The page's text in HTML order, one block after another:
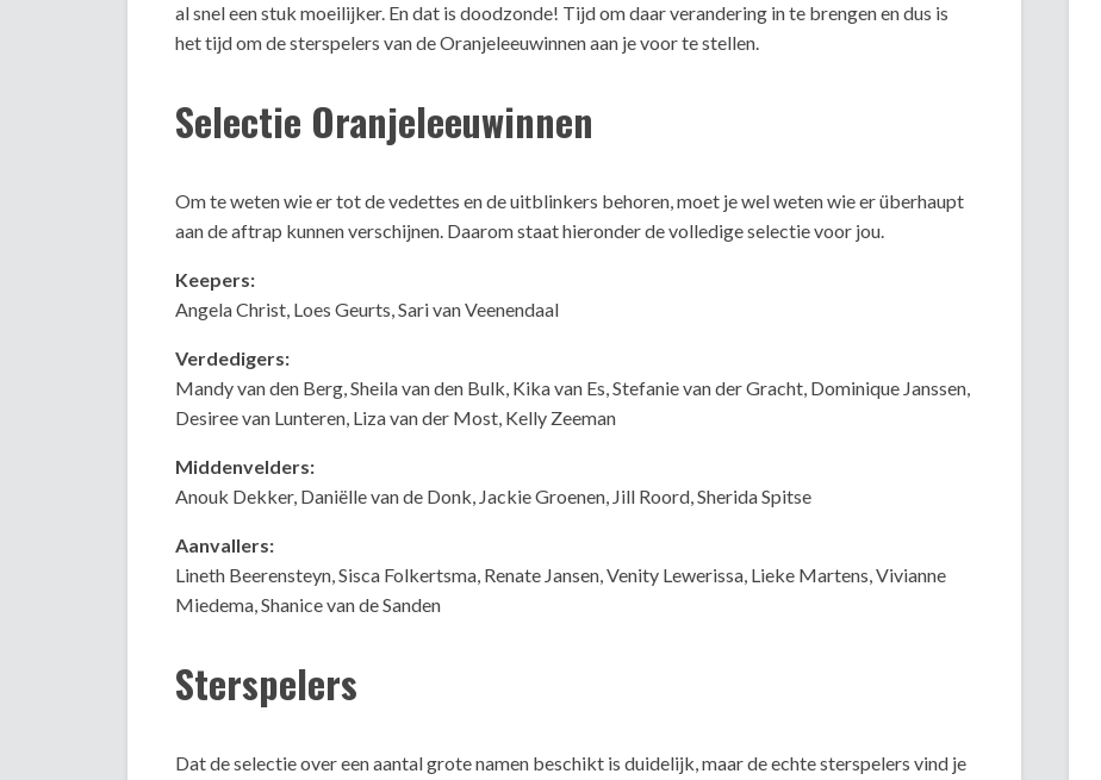
al snel een stuk moeilijker. En dat is doodzonde! Tijd om daar verandering in te brengen en dus is
het tijd om de sterspelers van de Oranjeleeuwinnen aan je voor te stellen.
Selectie Oranjeleeuwinnen
Om te weten wie er tot de vedettes en de uitblinkers behoren, moet je wel weten wie er überhaupt
aan de aftrap kunnen verschijnen. Daarom staat hieronder de volledige selectie voor jou.
Keepers:
Angela Christ, Loes Geurts, Sari van Veenendaal
Verdedigers:
Mandy van den Berg, Sheila van den Bulk, Kika van Es, Stefanie van der Gracht, Dominique Janssen,
Desiree van Lunteren, Liza van der Most, Kelly Zeeman
Middenvelders:
Anouk Dekker, Daniëlle van de Donk, Jackie Groenen, Jill Roord, Sherida Spitse
Aanvallers:
Lineth Beerensteyn, Sisca Folkertsma, Renate Jansen, Venity Lewerissa, Lieke Martens, Vivianne
Miedema, Shanice van de Sanden
Sterspelers
Dat de selectie over een aantal grote namen beschikt is duidelijk, maar de echte sterspelers vind je